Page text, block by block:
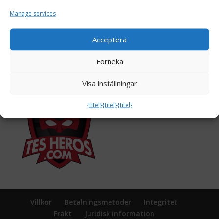
Manage services
Acceptera
Förneka
Visa inställningar
{titel}{titel}{titel}
Villkor Betalningsmetoder
Integritet
Frakt
Juridisk information